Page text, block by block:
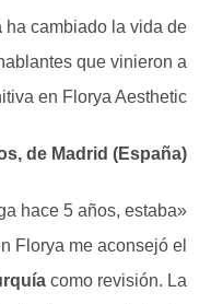
ha cambiado la vida de
que vinieron a
en Florya Aesthetic.
de Madrid (España):
hace 5 años, estaba
Florya me aconsejó el
como revisión. La